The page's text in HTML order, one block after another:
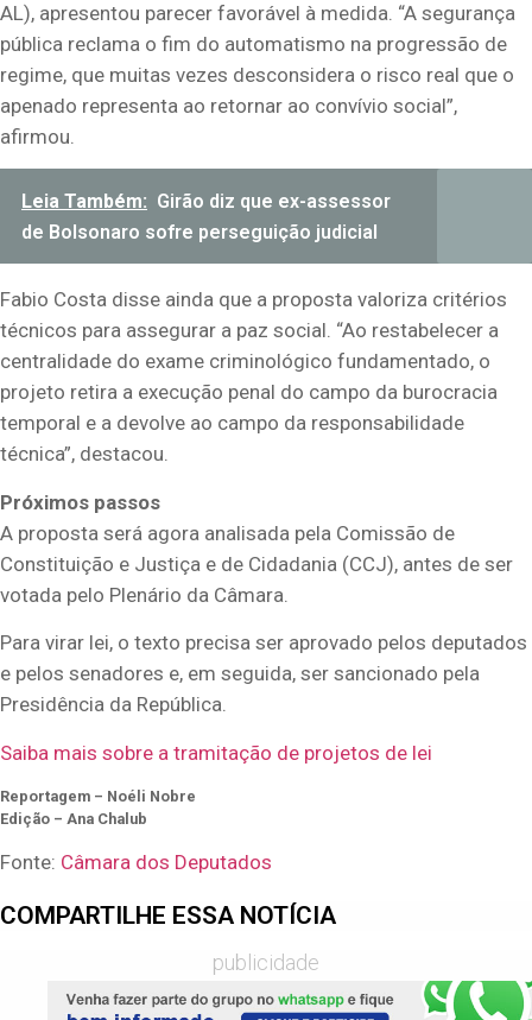
AL), apresentou parecer favorável à medida. “A segurança
pública reclama o fim do automatismo na progressão de
regime, que muitas vezes desconsidera o risco real que o
apenado representa ao retornar ao convívio social”,
afirmou.
Leia Também: Girão diz que ex-assessor
de Bolsonaro sofre perseguição judicial
Fabio Costa disse ainda que a proposta valoriza critérios
técnicos para assegurar a paz social. “Ao restabelecer a
centralidade do exame criminológico fundamentado, o
projeto retira a execução penal do campo da burocracia
temporal e a devolve ao campo da responsabilidade
técnica”, destacou.
Próximos passos
A proposta será agora analisada pela Comissão de
Constituição e Justiça e de Cidadania (CCJ), antes de ser
votada pelo Plenário da Câmara.
Para virar lei, o texto precisa ser aprovado pelos deputados
e pelos senadores e, em seguida, ser sancionado pela
Presidência da República.
Saiba mais sobre a tramitação de projetos de lei
Reportagem – Noéli Nobre
Edição – Ana Chalub
Fonte: Câmara dos Deputados
COMPARTILHE ESSA NOTÍCIA
publicidade